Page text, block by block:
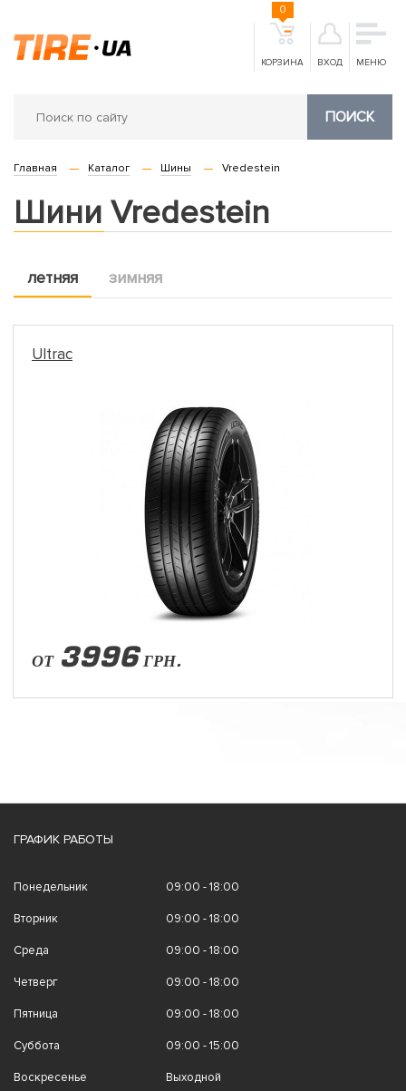
КОРЗИНА
0
ВХОД МЕНЮ
ПОИСК
Главная Каталог Шины Vredestein
Шини Vredestein
летняя зимняя
Ultrac
ОТ 3996 ГРН.
ГРАФИК РАБОТЫ
Понедельник 09:00 - 18:00
Вторник 09:00 - 18:00
Среда 09:00 - 18:00
Четверг 09:00 - 18:00
Пятница 09:00 - 18:00
Суббота 09:00 - 15:00
Воскресенье Выходной